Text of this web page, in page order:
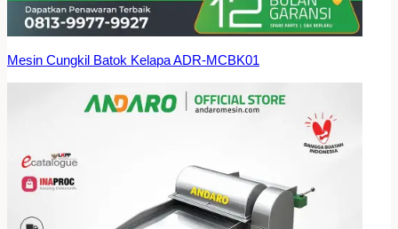
Mesin Cungkil Batok Kelapa ADR-MCBK01